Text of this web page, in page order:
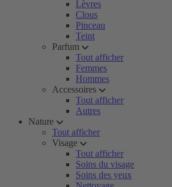
Lèvres
Clous
Pinceau
Teint
Parfum
Tout afficher
Femmes
Hommes
Accessoires
Tout afficher
Autres
Nature
Tout afficher
Visage
Tout afficher
Soins du visage
Soins des yeux